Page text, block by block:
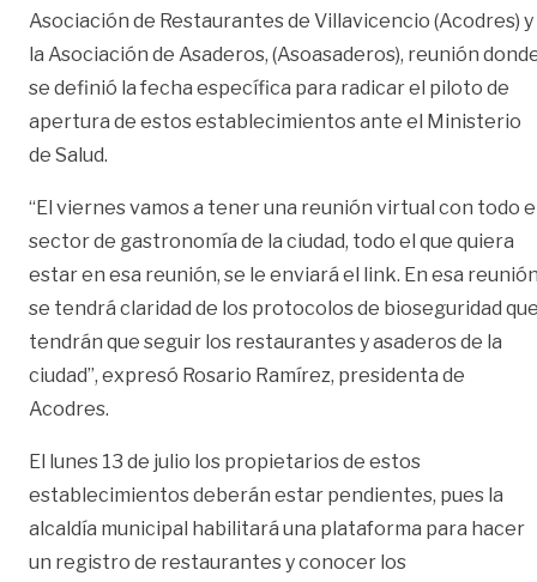
Asociación de Restaurantes de Villavicencio (Acodres) y
la Asociación de Asaderos, (Asoasaderos), reunión
se definió la fecha específica para radicar el piloto de
apertura de estos establecimientos ante el Ministerio
de Salud.
“El viernes vamos a tener una reunión virtual con todo
sector de gastronomía de la ciudad, todo el que quiera
estar en esa reunión, se le enviará el link. En esa
se tendrá claridad de los protocolos de bioseguridad
tendrán que seguir los restaurantes y asaderos de la
ciudad”, expresó Rosario Ramírez, presidenta de
Acodres.
El lunes 13 de julio los propietarios de estos
establecimientos deberán estar pendientes, pues la
alcaldía municipal habilitará una plataforma para hacer
un registro de restaurantes y conocer los